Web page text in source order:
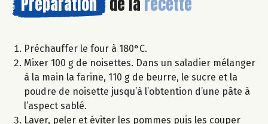
Préchauffer le four à 180°C.
Mixer 100 g de noisettes. Dans un saladier mélanger
à la main la farine, 110 g de beurre, le sucre et la
poudre de noisette jusqu’à l’obtention d’une pâte à
l’aspect sablé.
Laver, peler et éviter les pommes puis les couper